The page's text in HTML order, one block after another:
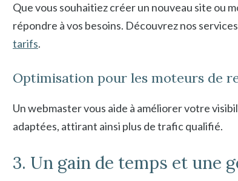
Que vous souhaitiez créer un nouveau site ou
répondre à vos besoins. Découvrez nos
tarifs.
Optimisation pour les moteurs de
Un webmaster vous aide à améliorer votre
adaptées, attirant ainsi plus de trafic qualifié.
3. Un gain de temps et une